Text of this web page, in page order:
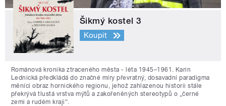
Šikmý kostel 3
Koupit
Románová kronika ztraceného města - léta 1945–1961. Karin
Lednická předkládá do značné míry převratný, dosavadní paradigma
měnící obraz hornického regionu, jehož zahlazenou historii stále
překrývá tlustá vrstva mýtů a zakořeněných stereotypů o „černé
zemi a rudém kraji“.